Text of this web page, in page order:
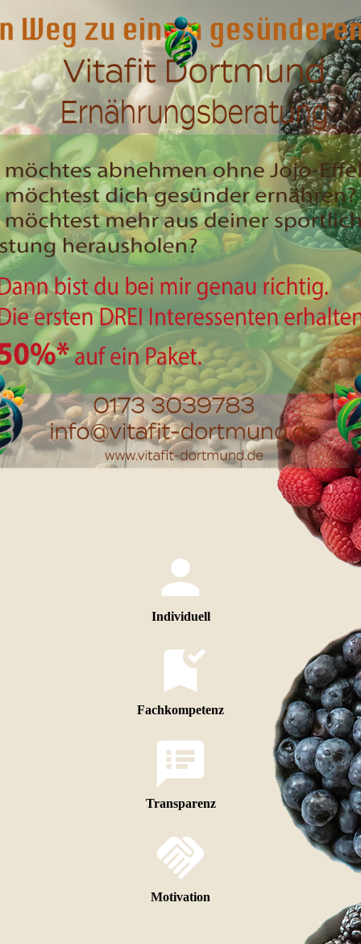
Individuell
Fachkompetenz
Transparenz
Motivation